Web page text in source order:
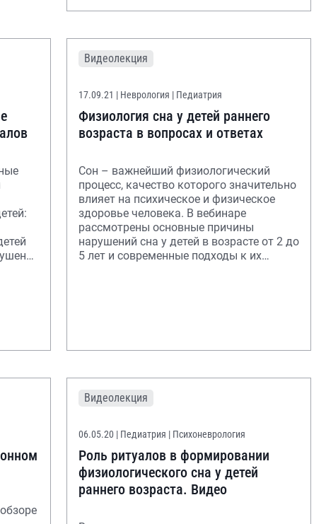
Видеолекция
17.09.21 | Неврология | Педиатрия
Физиология сна у детей раннего
возраста в вопросах и ответах
Сон – важнейший физиологический
процесс, качество которого значительно
влияет на психическое и физическое
здоровье человека. В вебинаре
рассмотрены основные причины
нарушений сна у детей в возрасте от 2 до
5 лет и современные подходы к их
Видеолекция
06.05.20 | Педиатрия | Психоневрология
Роль ритуалов в формировании
физиологического сна у детей
раннего возраста. Видео